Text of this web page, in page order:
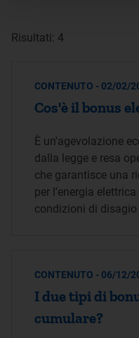
Risultati: 4
CONTENUTO - 02/02/
Cos'è il bonus
È un'agevolazione
dalla legge e resa
che garantisce una
per l'energia
condizioni di
CONTENUTO - 06/12/
I due tipi di
cumulare?